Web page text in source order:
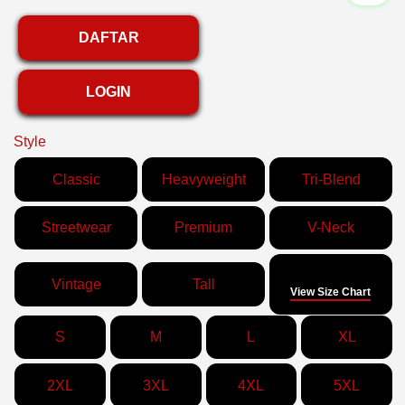
DAFTAR
LOGIN
Style
Classic Heavyweight Tri-Blend
Streetwear Premium V-Neck
Vintage Tall View Size Chart
S M L XL
2XL 3XL 4XL 5XL